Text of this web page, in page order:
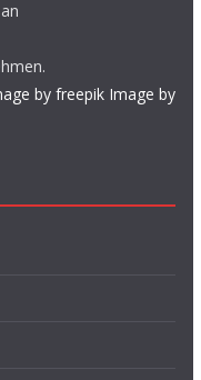
by freepik Image by